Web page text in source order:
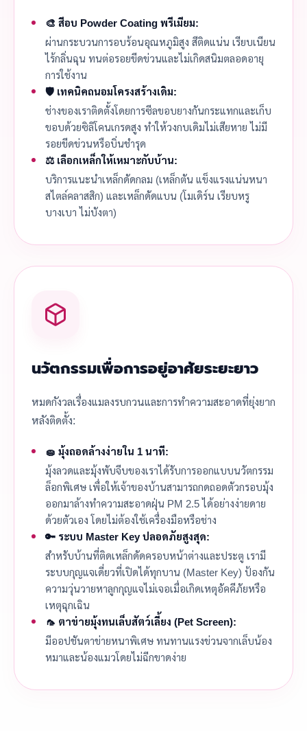
🎨 สีอบ Powder Coating พรีเมียม:
ผ่านกระบวนการอบร้อนอุณหภูมิสูง สีติดแน่น เรียบเนียน
ไร้กลิ่นฉุน ทนต่อรอยขีดข่วนและไม่เกิดสนิมตลอดอายุ
การใช้งาน
🛡️ เทคนิคถนอมโครงสร้างเดิม:
ช่างของเราติดตั้งโดยการซีลขอบยางกันกระแทกและเก็บ
ขอบด้วยซิลิโคนเกรดสูง ทำให้วงกบเดิมไม่เสียหาย ไม่มี
รอยขีดข่วนหรือบิ่นชำรุด
⚖️ เลือกเหล็กให้เหมาะกับบ้าน:
บริการแนะนำเหล็กดัดกลม (เหล็กตัน แข็งแรงแน่นหนา
สไตล์คลาสสิก) และเหล็กดัดแบน (โมเดิร์น เรียบหรู
บางเบา ไม่บังตา)
นวัตกรรมเพื่อการอยู่อาศัยระยะยาว
หมดกังวลเรื่องแมลงรบกวนและการทำความสะอาดที่ยุ่งยาก
หลังติดตั้ง:
🧽 มุ้งถอดล้างง่ายใน 1 นาที:
มุ้งลวดและมุ้งพับจีบของเราได้รับการออกแบบนวัตกรรม
ล็อกพิเศษ เพื่อให้เจ้าของบ้านสามารถกดถอดตัวกรอบมุ้ง
ออกมาล้างทำความสะอาดฝุ่น PM 2.5 ได้อย่างง่ายดาย
ด้วยตัวเอง โดยไม่ต้องใช้เครื่องมือหรือช่าง
🔑 ระบบ Master Key ปลอดภัยสูงสุด:
สำหรับบ้านที่ติดเหล็กดัดครอบหน้าต่างและประตู เรามี
ระบบกุญแจเดี่ยวที่เปิดได้ทุกบาน (Master Key) ป้องกัน
ความวุ่นวายหาลูกกุญแจไม่เจอเมื่อเกิดเหตุอัคคีภัยหรือ
เหตุฉุกเฉิน
🦟 ตาข่ายมุ้งทนเล็บสัตว์เลี้ยง (Pet Screen):
มีออปชันตาข่ายหนาพิเศษ ทนทานแรงข่วนจากเล็บน้อง
หมาและน้องแมวโดยไม่ฉีกขาดง่าย